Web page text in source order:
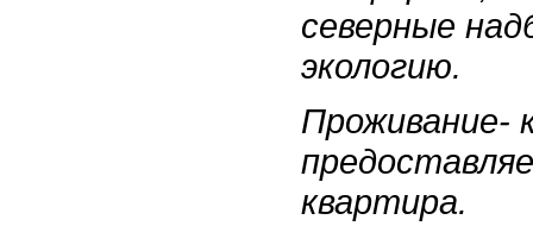
северные
экологию.
Проживание-
квартира.